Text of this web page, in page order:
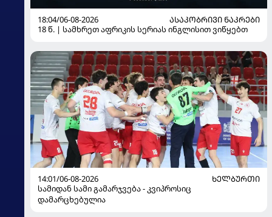
18:04/06-08-2026
ᲐᲡᲐᲙᲝᲑᲠᲘᲕᲘ ᲜᲐᲙᲠᲔᲑᲘ
18 წ. | სამხრეთ აფრიკის სერიას ინგლისით ვიწყებთ
14:01/06-08-2026
ᲮᲔᲚᲑᲣᲠᲗᲘ
სამიდან სამი გამარჯვება - კვიპროსიც
დამარცხებულია